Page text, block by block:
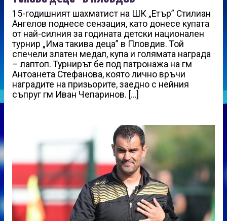
15-годишният шахматист на ШК „Етър” Стилиан
Ангелов поднесе сензация, като донесе купата
от най-силния за годината детски национален
турнир „Има такива деца” в Пловдив. Той
спечели златен медал, купа и голямата награда
– лаптоп. Турнирът бе под патронажа на гм
Антоанета Стефанова, която лично връчи
наградите на призьорите, заедно с нейния
съпруг гм Иван Чепаринов. […]